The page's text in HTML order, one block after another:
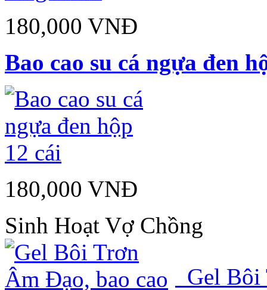
180,000 VNĐ
Bao cao su cá ngựa đen
180,000 VNĐ
Sinh Hoạt Vợ Chồng
Gel